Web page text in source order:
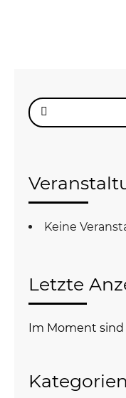
Suche
nach:
Keine
Letzte
Im Moment
Kategorien